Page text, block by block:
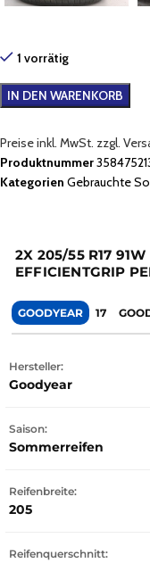
1 vorrätig
IN DEN WARENKORB
Preise inkl. MwSt. zzgl.
Produktnummer
Kategorien Gebrauchte
2X 205/55 R17
EFFICIENTGRIP
GOODYEAR 17
Hersteller:
Goodyear
Saison:
Sommerreifen
Reifenbreite:
205
Reifenquerschnitt: